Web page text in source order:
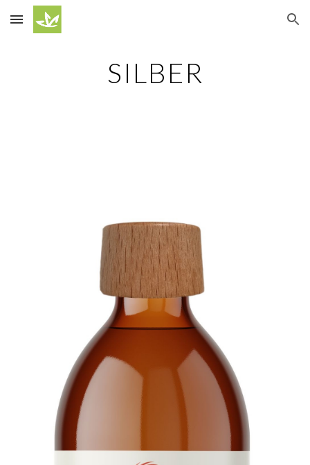
Skip to main content Skip to navigation
SILBER